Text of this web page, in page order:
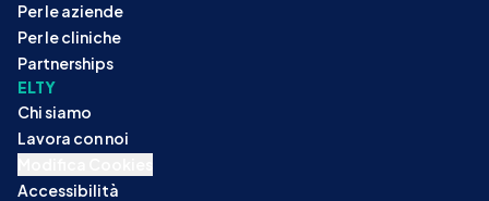
Per le aziende
Per le cliniche
Partnerships
ELTY
Chi siamo
Lavora con noi
Accessibilità